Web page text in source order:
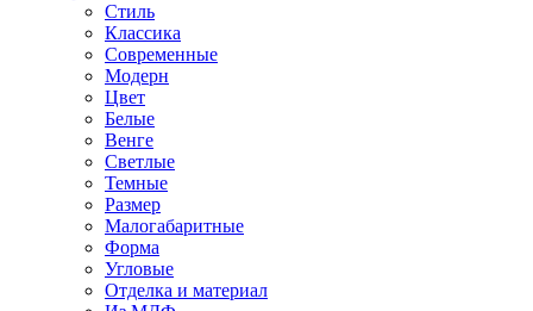
Стиль
Классика
Современные
Модерн
Цвет
Белые
Венге
Светлые
Темные
Размер
Малогабаритные
Форма
Угловые
Отделка и материал